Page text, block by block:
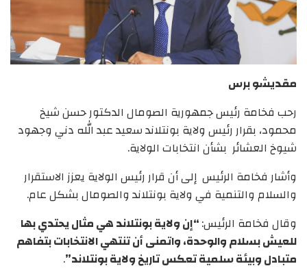
مقديشو برس
رحب فخامة رئيس جمهورية الصومال الدكتور حسن شيخ
محمود، بقرار رئيس ولاية بونتلاند سعيد عبد الله دني وجهود
شيوخ العشائر بشأن انتخابات الولاية.
وأشار فخامة الرئيس إلى أن قرار رئيس الولاية يعزز الاستقرار
والسلام والتنمية في ولاية بونتلاند والصومال بشكل عام.
وقال فخامة الرئيس:“إن ولاية بونتلاند هي مثال يحتدي بها
للعيش بسلام والوحدة، واتمنى أن تنتهي الانتخابات بتفاهم
متبادل وبيئة سلمية تعكس تاريخ ولاية بونتلاند”.